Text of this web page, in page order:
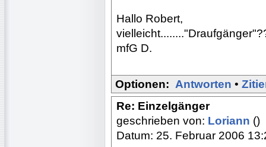
Hallo Robert,
mfG D.
Optionen: Antworten •
Re: Einzelgänger
geschrieben von: Loriann ()
Datum: 25. Februar 2006